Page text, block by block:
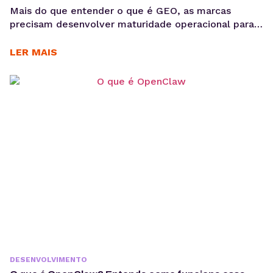
Mais do que entender o que é GEO, as marcas
precisam desenvolver maturidade operacional para
intenção, consistência temática e conteúdos
sem comprometer a experiência humana. A forma
LER MAIS
DESENVOLVIMENTO